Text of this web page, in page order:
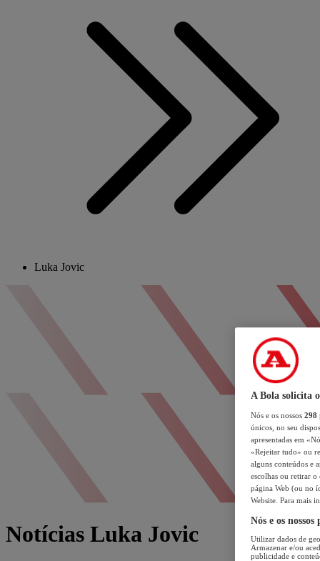
Luka Jovic
Notícias Luka Jovic
A Bola solicita
Nós e os nossos 298
únicos, no seu
apresentadas em
«Rejeitar tudo» ou
alguns conteúdos e
escolhas ou retirar
página Web (ou no
Website. Para mais
Nós e os
Utilizar dados de
Armazenar e/ou
publicidade e